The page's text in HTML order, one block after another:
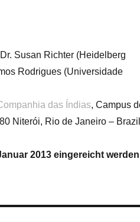
Susan Richter (Heidelberg
Rodrigues (Universidade
das Índias, Campus
Niterói, Rio de Janeiro – Brazil
2013 eingereicht